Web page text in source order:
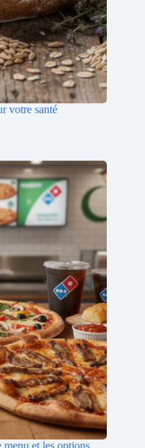
votre santé
et les options